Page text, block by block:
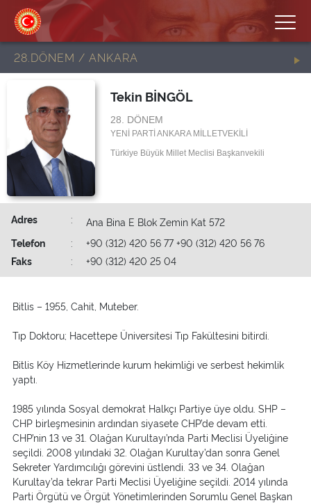
28.DÖNEM / ANKARA
Tekin BİNGÖL
28. DÖNEM
YENİ PARTİ ANKARA MİLLETVEKİLİ
Türkiye Büyük Millet Meclisi Başkanvekili
Adres :
Ana Bina E Blok Zemin Kat 572
Telefon
:
+90 (312) 420 56 77 +90 (312) 420 56 76
Faks
: +90 (312) 420 25 04
Bitlis – 1955, Cahit, Muteber.
Tıp Doktoru; Hacettepe Üniversitesi Tıp Fakültesini bitirdi.
Bitlis Köy Hizmetlerinde kurum hekimliği ve serbest hekimlik
yaptı.
1985 yılında Sosyal demokrat Halkçı Partiye üye oldu. SHP –
CHP birleşmesinin ardından siyasete CHP’de devam etti.
CHP’nin 13 ve 31. Olağan Kurultayı’nda Parti Meclisi Üyeliğine
seçildi. 2008 yılındaki 32. Olağan Kurultay’dan sonra Genel
Sekreter Yardımcılığı görevini üstlendi. 33 ve 34. Olağan
Kurultay’da tekrar Parti Meclisi Üyeliğine seçildi. 2014 yılında
Parti Örgütü ve Örgüt Yönetimlerinden Sorumlu Genel Başkan